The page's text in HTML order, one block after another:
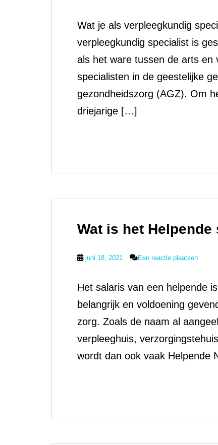
Wat je als verpleegkundig
verpleegkundig specialist is
als het ware tussen de arts en
specialisten in de geestelijke
gezondheidszorg (AGZ). Om
driejarige […]
Wat is het Helpende
juni 18, 2021 Een reactie plaatsen
Het salaris van een helpende
belangrijk en voldoening
zorg. Zoals de naam al
verpleeghuis,
wordt dan ook vaak Helpende